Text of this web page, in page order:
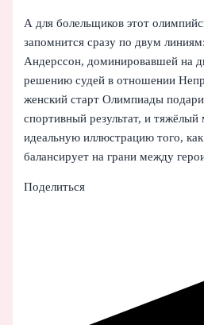
А для болельщиков этот
запомнится сразу по двум
Андерссон, доминировавшей на
решению судей в отношении
женский старт Олимпиады
спортивный результат, и
идеальную иллюстрацию того,
балансирует на грани между
Поделиться